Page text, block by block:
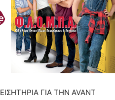
ΓΙΑ ΤΗΝ AVANT